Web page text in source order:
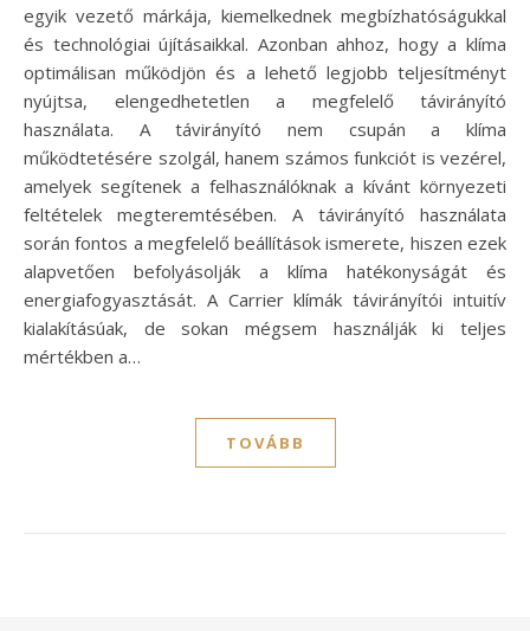
egyik vezető márkája, kiemelkednek megbízhatóságukkal
és technológiai újításaikkal. Azonban ahhoz, hogy a klíma
optimálisan működjön és a lehető legjobb teljesítményt
nyújtsa, elengedhetetlen a megfelelő távirányító
használata. A távirányító nem csupán a klíma
működtetésére szolgál, hanem számos funkciót is vezérel,
amelyek segítenek a felhasználóknak a kívánt környezeti
feltételek megteremtésében. A távirányító használata
során fontos a megfelelő beállítások ismerete, hiszen ezek
alapvetően befolyásolják a klíma hatékonyságát és
energiafogyasztását. A Carrier klímák távirányítói intuitív
kialakításúak, de sokan mégsem használják ki teljes
mértékben a…
TOVÁBB